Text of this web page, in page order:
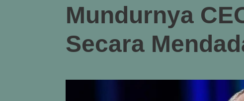
Mundurnya
Secara